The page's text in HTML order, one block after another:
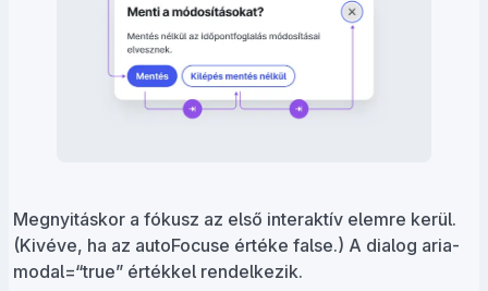
Megnyitáskor a fókusz az első interaktív elemre kerül.
(Kivéve, ha az autoFocuse értéke false.) A dialog aria-
modal=“true” értékkel rendelkezik.